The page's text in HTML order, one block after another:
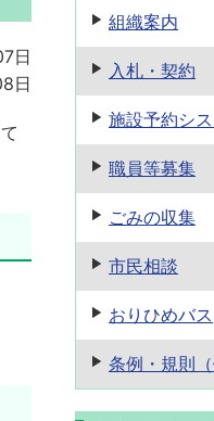
日
日
組織案内
入札・契約
施設予約シ
職員等募集
ごみの収集
市民相談
おりひめバス
条例・規則